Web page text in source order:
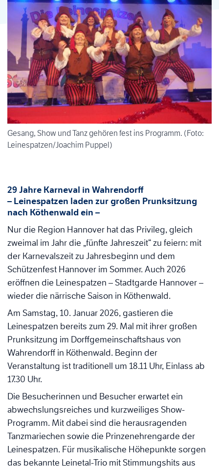
Gesang, Show und Tanz gehören fest ins Programm. (Foto:
Leinespatzen/Joachim Puppel)
29 Jahre Karneval in Wahrendorff
– Leinespatzen laden zur großen Prunksitzung
nach Köthenwald ein –
Nur die Region Hannover hat das Privileg, gleich
zweimal im Jahr die „fünfte Jahreszeit“ zu feiern: mit
der Karnevalszeit zu Jahresbeginn und dem
Schützenfest Hannover im Sommer. Auch 2026
eröffnen die Leinespatzen – Stadtgarde Hannover –
wieder die närrische Saison in Köthenwald.
Am Samstag, 10. Januar 2026, gastieren die
Leinespatzen bereits zum 29. Mal mit ihrer großen
Prunksitzung im Dorffgemeinschaftshaus von
Wahrendorff in Köthenwald. Beginn der
Veranstaltung ist traditionell um 18.11 Uhr, Einlass ab
17.30 Uhr.
Die Besucherinnen und Besucher erwartet ein
abwechslungsreiches und kurzweiliges Show-
Programm. Mit dabei sind die herausragenden
Tanzmariechen sowie die Prinzenehrengarde der
Leinespatzen. Für musikalische Höhepunkte sorgen
das bekannte Leinetal-Trio mit Stimmungshits aus